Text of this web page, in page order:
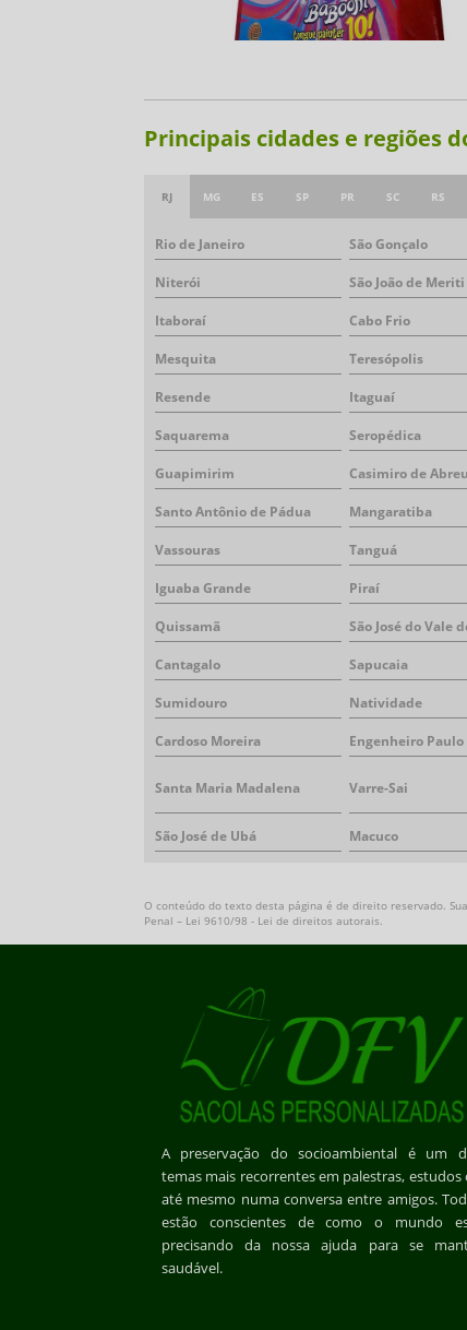
Principais cidades e regiões
RJ MG ES SP PR SC RS
Rio de Janeiro São Gonçalo
Niterói São João de Meriti
Itaboraí Cabo Frio
Mesquita Teresópolis
Resende Itaguaí
Saquarema Seropédica
Guapimirim Casimiro de Abreu
Santo Antônio de Pádua Mangaratiba
Vassouras Tanguá
Iguaba Grande Piraí
Quissamã São José do Vale
Cantagalo Sapucaia
Sumidouro Natividade
Cardoso Moreira Engenheiro
Santa Maria Madalena Varre-Sai
São José de Ubá Macuco
O conteúdo do texto desta página é de direito reservado.
Penal – Lei 9610/98 - Lei de direitos autorais
A preservação do socioambiental é um
temas mais recorrentes em palestras, estudos
até mesmo numa conversa entre amigos.
estão conscientes de como o mundo
precisando da nossa ajuda para se
saudável.